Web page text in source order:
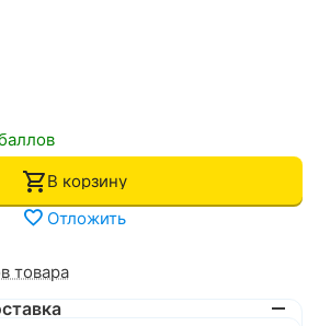
В корзину
Отложить
товара